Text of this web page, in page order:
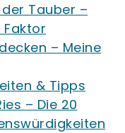
Tauber –
– Meine
& Tipps
– Die 20